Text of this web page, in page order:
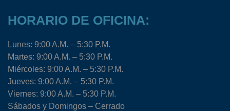
HORARIO DE OFICINA:
Lunes: 9:00 A.M. – 5:30 P.M.
Martes: 9:00 A.M. – 5:30 P.M.
Miércoles: 9:00 A.M. – 5:30 P.M.
Jueves: 9:00 A.M. – 5:30 P.M.
Viernes: 9:00 A.M. – 5:30 P.M.
Sábados y Domingos – Cerrado